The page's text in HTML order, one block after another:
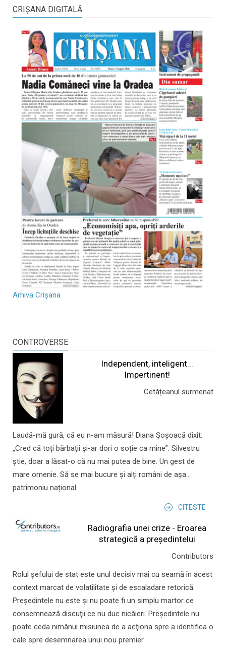
CRIŞANA DIGITALĂ
Arhiva Crișana
CONTROVERSE
Independent, inteligent...
Impertinent!
Cetățeanul surmenat
Laudă-mă gură, că eu n-am măsură! Diana Șoșoacă dixit:
„Cred că toți bărbații și-ar dori o soție ca mine”. Silvestru
știe, doar a lăsat-o că nu mai putea de bine. Un gest de
mare omenie. Să se mai bucure și alți români de așa...
patrimoniu național.
CITESTE
Radiografia unei crize - Eroarea
strategică a președintelui
Contributors
Rolul şefului de stat este unul decisiv mai cu seamă în acest
context marcat de volatilitate şi de escaladare retorică.
Preşedintele nu este şi nu poate fi un simplu martor ce
consemnează discuţii ce nu duc nicăieri. Preşedintele nu
poate ceda nimănui misiunea de a acţiona spre a identifica o
cale spre desemnarea unui nou premier.